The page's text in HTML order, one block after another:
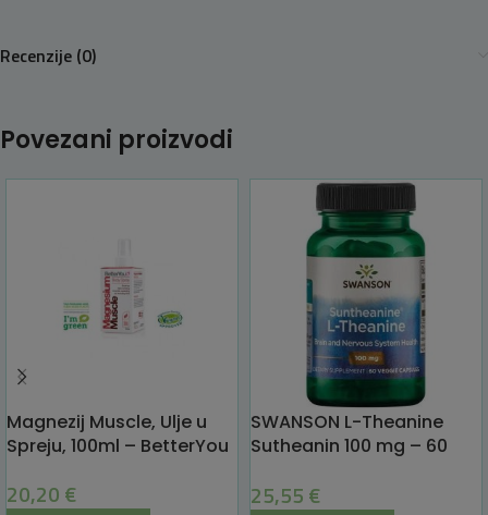
Recenzije (0)
Povezani proizvodi
Magnezij Muscle, Ulje u
Spreju, 100ml – BetterYou
20,20 €
SWANSON L-Theanine
Sutheanin 100 mg – 60
um
25,55 €